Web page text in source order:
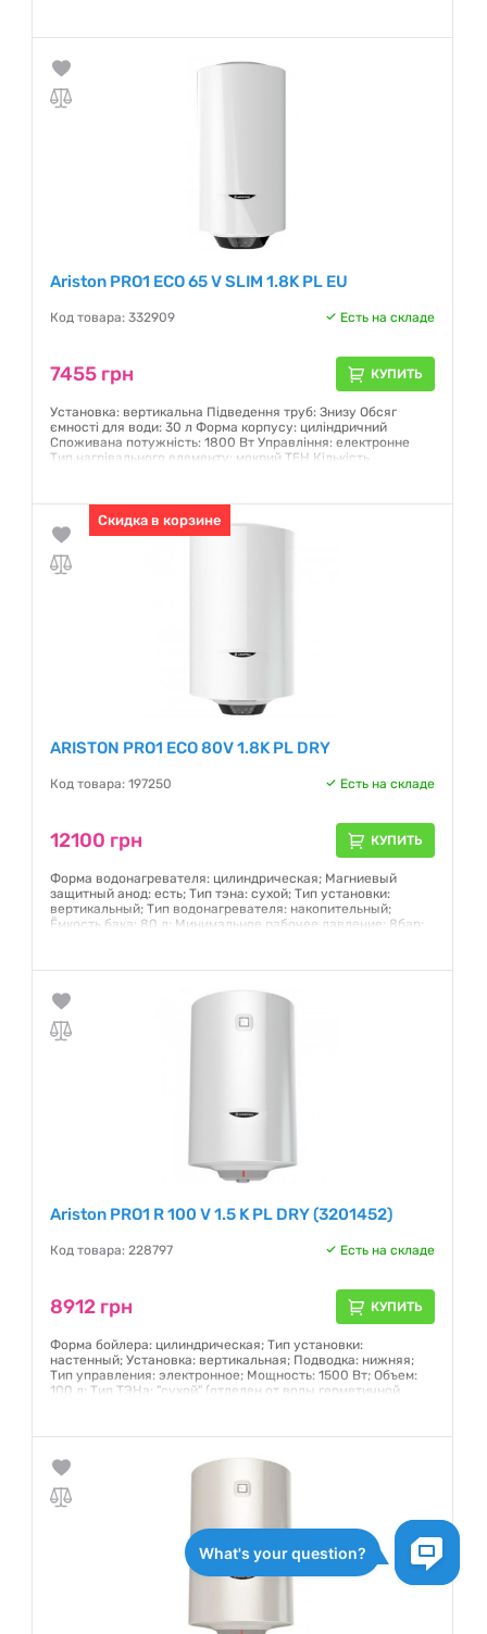
Гарантия:12 месяцев
Ariston PRO1 ECO 65 V SLIM 1.8K PL EU
Код товара: 332909 Есть на складе
7455 грн КУПИТЬ
Установка: вертикальна Підведення труб: Знизу Обсяг
ємності для води: 30 л Форма корпусу: циліндричний
Споживана потужність: 1800 Вт Управління: електронне
Тип нагрівального елементу: мокрий ТЕН Кількість
Гарантия:12 месяцев
Скидка в корзине
ARISTON PRO1 ECO 80V 1.8K PL DRY
Код товара: 197250 Есть на складе
12100 грн КУПИТЬ
Форма водонагревателя: цилиндрическая; Магниевый
защитный анод: есть; Тип тэна: сухой; Тип установки:
вертикальный; Тип водонагревателя: накопительный;
Ёмкость бака: 80 л; Минимальное рабочее давление: 8бар;
Ariston PRO1 R 100 V 1.5 K PL DRY (3201452)
Код товара: 228797 Есть на складе
8912 грн КУПИТЬ
Форма бойлера: цилиндрическая; Тип установки:
настенный; Установка: вертикальная; Подводка: нижняя;
Тип управления: электронное; Мощность: 1500 Вт; Объем:
100 л; Тип ТЭНа: "сухой" (отделен от воды герметичной